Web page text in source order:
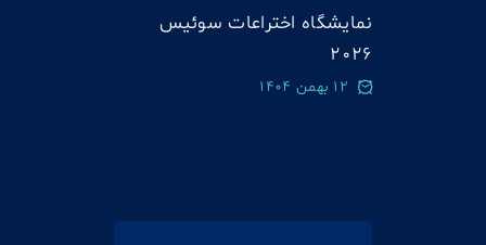
نمایشگاه اختراعات سوئيس
2026
12 بهمن 1404